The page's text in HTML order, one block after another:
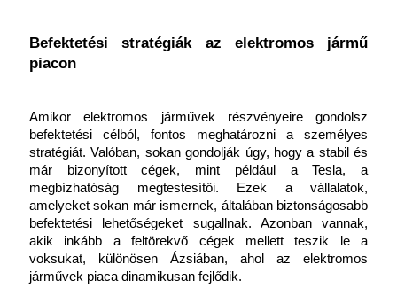
Befektetési stratégiák az elektromos jármű
piacon
Amikor elektromos járművek részvényeire gondolsz
befektetési célból, fontos meghatározni a személyes
stratégiát. Valóban, sokan gondolják úgy, hogy a stabil és
már bizonyított cégek, mint például a Tesla, a
megbízhatóság megtestesítői. Ezek a vállalatok,
amelyeket sokan már ismernek, általában biztonságosabb
befektetési lehetőségeket sugallnak. Azonban vannak,
akik inkább a feltörekvő cégek mellett teszik le a
voksukat, különösen Ázsiában, ahol az elektromos
járművek piaca dinamikusan fejlődik.